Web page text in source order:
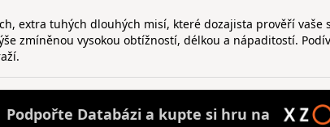
extra tuhých dlouhých misí, které dozajista prověří
zmíněnou vysokou obtížností, délkou a nápaditostí.
Podpořte Databázi a kupte si hru na